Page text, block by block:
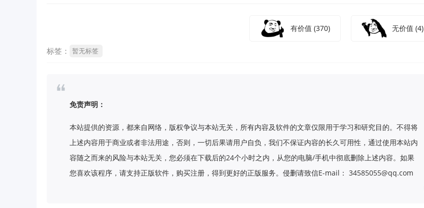
有价值(370) 无价值(4)
标签： 暂无标签
免责声明：
本站提供的资源，都来自网络，版权争议与本站无关，所有内容及软件的文章仅限用于学习和研究目的。不得将
上述内容用于商业或者非法用途，否则，一切后果请用户自负，我们不保证内容的长久可用性，通过使用本站内
容随之而来的风险与本站无关，您必须在下载后的24个小时之内，从您的电脑/手机中彻底删除上述内容。如果
您喜欢该程序，请支持正版软件，购买注册，得到更好的正版服务。侵删请致信E-mail： 34585055@qq.com